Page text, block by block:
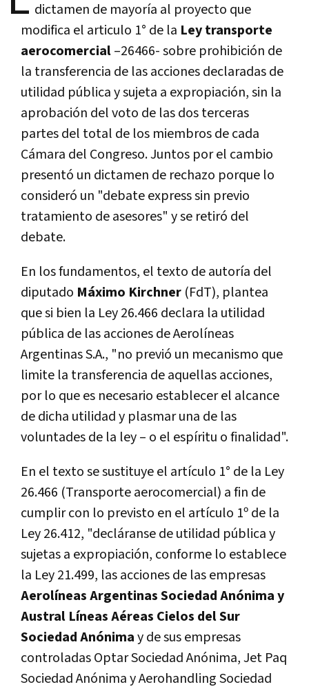
dictamen de mayoría al proyecto que
modifica el articulo 1° de la Ley transporte
aerocomercial–26466- sobre prohibición de
la transferencia de las acciones declaradas de
utilidad pública y sujeta a expropiación, sin la
aprobación del voto de las dos terceras
partes del total de los miembros de cada
Cámara del Congreso. Juntos por el cambio
presentó un dictamen de rechazo porque lo
consideró un "debate express sin previo
tratamiento de asesores" y se retiró del
debate.
En los fundamentos, el texto de autoría del
diputado Máximo Kirchner (FdT), plantea
que si bien la Ley 26.466 declara la utilidad
pública de las acciones de Aerolíneas
Argentinas S.A., "no previó un mecanismo que
limite la transferencia de aquellas acciones,
por lo que es necesario establecer el alcance
de dicha utilidad y plasmar una de las
voluntades de la ley – o el espíritu o finalidad".
En el texto se sustituye el artículo 1° de la Ley
26.466 (Transporte aerocomercial) a fin de
cumplir con lo previsto en el artículo 1º de la
Ley 26.412, "decláranse de utilidad pública y
sujetas a expropiación, conforme lo establece
la Ley 21.499, las acciones de las empresas
Aerolíneas Argentinas Sociedad Anónima y
Austral Líneas Aéreas Cielos del Sur
Sociedad Anónimay de sus empresas
controladas Optar Sociedad Anónima, Jet Paq
Sociedad Anónima y Aerohandling Sociedad